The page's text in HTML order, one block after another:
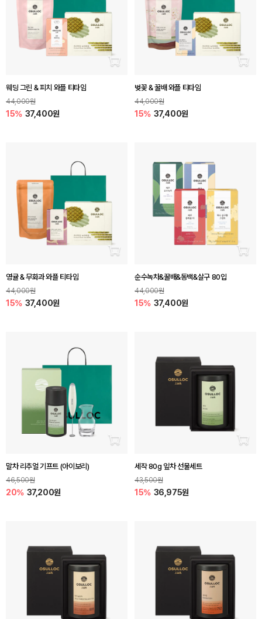
장바구니 담기
웨딩 그린 & 피치 와플 티타임
44,000원
15% 37,400원
장바
벚꽃 & 꿀배 와플 티타임
44,000원
15% 37,400원
장바구니 담기
영귤 & 무화과 와플 티타임
44,000원
15% 37,400원
장바
순수녹차&꿀배&동백&살구 80입
44,000원
15% 37,400원
장바구니 담기
말차 리추얼 기프트 (아이보리)
46,500원
20% 37,200원
장바
세작 80g 잎차 선물세트
43,500원
15% 36,975원